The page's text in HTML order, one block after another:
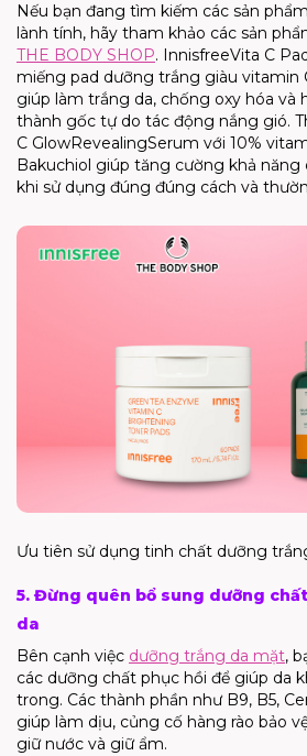
Nếu bạn đang tìm kiếm các sản phẩm
lành tính, hãy tham khảo các sản
THE BODY SHOP. InnisfreeVita C
miếng pad dưỡng trắng giàu vitamin
giúp làm trắng da, chống oxy hóa và
thành gốc tự do tác động nắng gió.
C GlowRevealingSerum với 10%
Bakuchiol giúp tăng cường khả
khi sử dụng đúng đúng cách và
Ưu tiên sử dụng tinh chất dưỡng
5. Đừng quên bổ sung dưỡng
da
Bên cạnh việc dưỡng trắng da mặt,
các dưỡng chất phục hồi để giúp da
trong. Các thành phần như B9, B5,
giúp làm dịu, củng cố hàng rào bảo
giữ nước và giữ ẩm.